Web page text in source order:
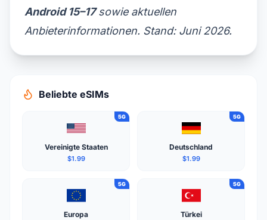
Android 15–17sowie aktuellen
Anbieterinformationen. Stand: Juni 2026.
Beliebte eSIMs
5G
Vereinigte Staaten
$1.99
5G
Deutschland
$1.99
5G
Europa
5G
Türkei